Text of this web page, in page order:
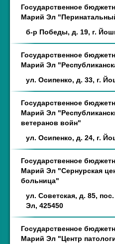
Государственное
Марий Эл
б-р Победы, д. 19, г.
Государственное
Марий Эл
ул. Осипенко, д. 33, г.
Государственное
Марий Эл
ветеранов войн"
ул. Осипенко, д. 24, г.
Государственное
Марий Эл "Сернурская
больница"
ул. Советская, д. 85,
Эл, 425450
Государственное
Марий Эл "Центр